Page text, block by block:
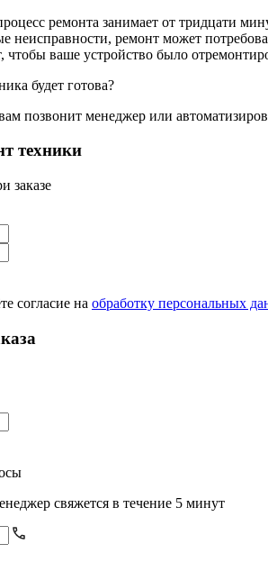
ремонта занимает от тридцати
неисправности, ремонт может
чтобы ваше устройство было
будет готова?
позвонит менеджер или
техники
заказе
согласие на обработку персональных
свяжется в течение 5 минут